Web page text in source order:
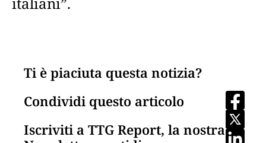
Ti è piaciuta questa notizia?
Condividi questo articolo
Iscriviti a TTG Report, la nostra